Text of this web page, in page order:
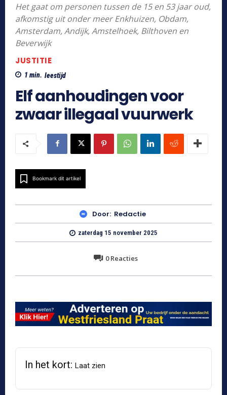
Het gaat om personen tussen de 15 en 53 jaar oud,
afkomstig uit onder meer Enkhuizen, Obdam,
Amsterdam, Andijk, Amstelhoek, Bilthoven en
Beverwijk
JUSTITIE
1 min. leestijd
Elf aanhoudingen voor
zwaar illegaal vuurwerk
Bookmark dit artikel
Door: Redactie
zaterdag 15 november 2025
0Reacties
In het kort: Laat zien